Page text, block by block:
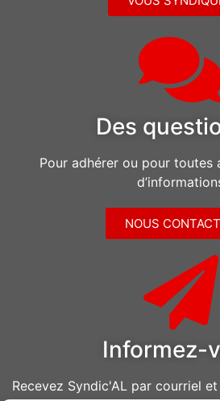
Des
Pour adhérer ou pour toutes
NOUS
Informez-
Recevez Syndic'AL par courriel